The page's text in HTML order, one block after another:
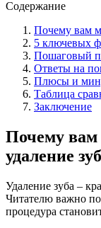
Содержание
Почему вам
5 ключевых
Пошаговый
Ответы на
Плюсы и
Таблица
Заключение
Почему вам
удаление
Удаление зуба –
Читателю важно
процедура